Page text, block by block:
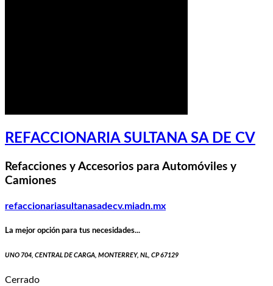
REFACCIONARIA SULTANA SA DE CV
Refacciones y Accesorios para Automóviles y
Camiones
refaccionariasultanasadecv.miadn.mx
La mejor opción para tus necesidades...
UNO 704, CENTRAL DE CARGA, MONTERREY, NL, CP 67129
Cerrado